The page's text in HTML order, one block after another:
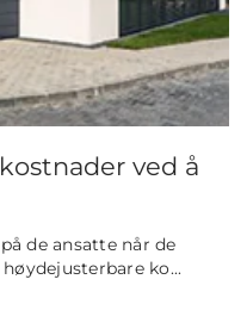
ved å
de ansatte når de
ko...